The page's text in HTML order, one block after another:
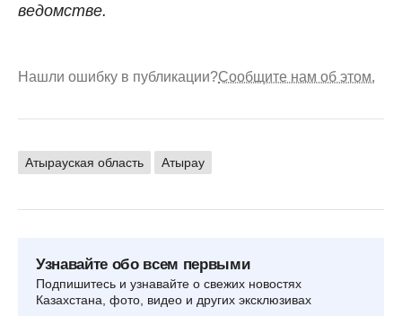
ведомстве.
Нашли ошибку в публикации?Сообщите нам об этом.
Атырауская область Атырау
Узнавайте обо всем первыми
Подпишитесь и узнавайте о свежих новостях
Казахстана, фото, видео и других эксклюзивах